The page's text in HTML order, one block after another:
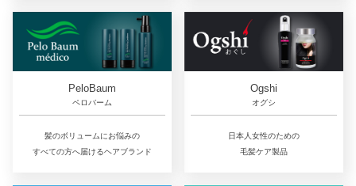
PeloBaum
ペロバーム
髪のボリュームにお悩みの
すべての方へ届けるヘアブランド
Ogshi
オグシ
日本人女性のための
毛髪ケア製品